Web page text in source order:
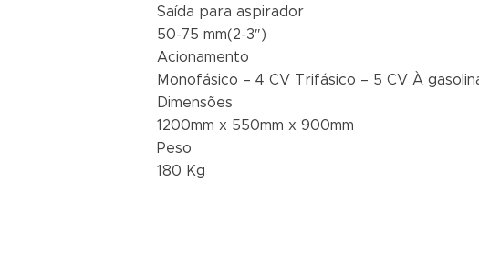
Saída para aspirador
50-75 mm(2-3″)
Acionamento
Monofásico – 4 CV Trifásico – 5 CV À
Dimensões
1200mm x 550mm x 900mm
Peso
180 Kg